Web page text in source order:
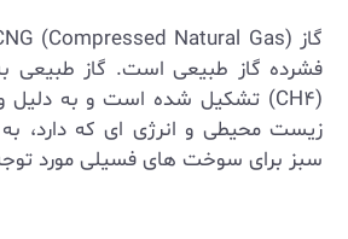
گاز (Compressed Natural Gas)
فشرده گاز طبیعی است. گاز طبیعی
(CH۴) تشکیل شده است و به دلیل
زیست‌ محیطی و انرژی ‌ای که دارد،
سبز برای سوخت ‌های فسیلی مورد